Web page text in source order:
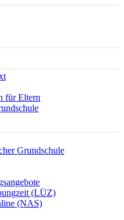
für Eltern
Grundschule
(LÜZ)
(NAS)